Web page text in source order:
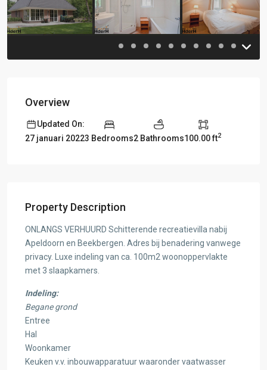
Overview
Updated On:
27 januari 20223 Bedrooms2 Bathrooms100.00 ft2
Property Description
ONLANGS VERHUURD Schitterende recreatievilla nabij
Apeldoorn en Beekbergen. Adres bij benadering vanwege
privacy. Luxe indeling van ca. 100m2 woonoppervlakte
met 3 slaapkamers.
Indeling:
Begane grond
Entree
Hal
Woonkamer
Keuken v.v. inbouwapparatuur waaronder vaatwasser